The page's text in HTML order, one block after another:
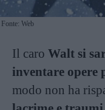
Fonte: Web
Il caro Walt si
inventare opere
modo non ha